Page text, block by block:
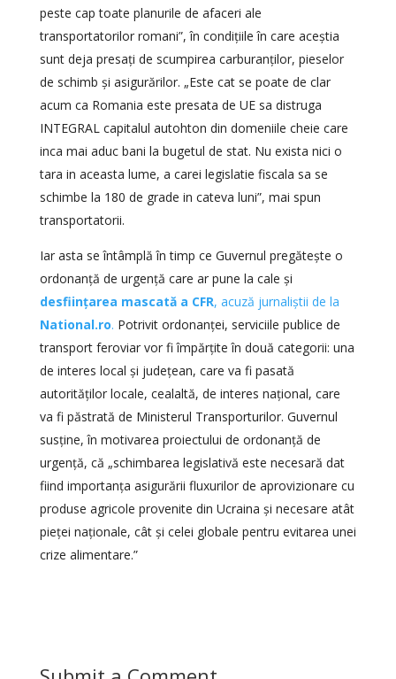
peste cap toate planurile de afaceri ale
transportatorilor romani”, în condițiile în care aceștia
sunt deja presați de scumpirea carburanților, pieselor
de schimb și asigurărilor. „Este cat se poate de clar
acum ca Romania este presata de UE sa distruga
INTEGRAL capitalul autohton din domeniile cheie care
inca mai aduc bani la bugetul de stat. Nu exista nici o
tara in aceasta lume, a carei legislatie fiscala sa se
schimbe la 180 de grade in cateva luni”, mai spun
transportatorii.
Iar asta se întâmplă în timp ce Guvernul pregătește o
ordonanță de urgență care ar pune la cale și
desființarea mascată a CFR, acuză jurnaliștii de la
National.ro. Potrivit ordonanței, serviciile publice de
transport feroviar vor fi împărțite în două categorii: una
de interes local și județean, care va fi pasată
autorităților locale, cealaltă, de interes național, care
va fi păstrată de Ministerul Transporturilor. Guvernul
susține, în motivarea proiectului de ordonanță de
urgență, că „schimbarea legislativă este necesară dat
fiind importanța asigurării fluxurilor de aprovizionare cu
produse agricole provenite din Ucraina și necesare atât
pieței naționale, cât și celei globale pentru evitarea unei
crize alimentare.”